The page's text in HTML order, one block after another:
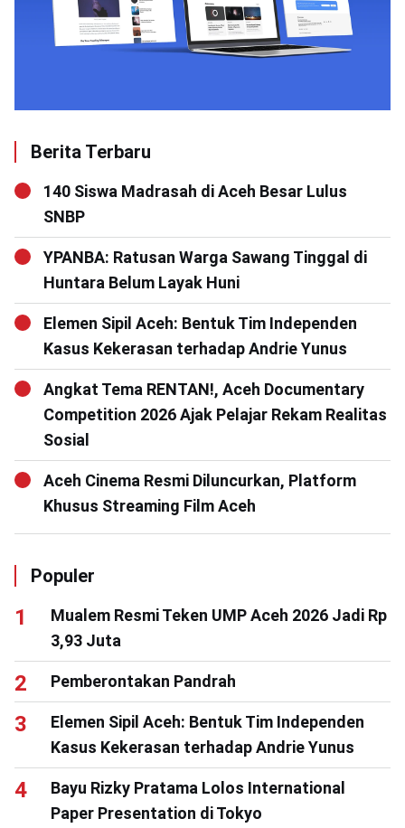
Berita Terbaru
140 Siswa Madrasah di Aceh Besar Lulus
SNBP
YPANBA: Ratusan Warga Sawang Tinggal di
Huntara Belum Layak Huni
Elemen Sipil Aceh: Bentuk Tim Independen
Kasus Kekerasan terhadap Andrie Yunus
Angkat Tema RENTAN!, Aceh Documentary
Competition 2026 Ajak Pelajar Rekam Realitas
Sosial
Aceh Cinema Resmi Diluncurkan, Platform
Khusus Streaming Film Aceh
Populer
Mualem Resmi Teken UMP Aceh 2026 Jadi Rp
3,93 Juta
Pemberontakan Pandrah
Elemen Sipil Aceh: Bentuk Tim Independen
Kasus Kekerasan terhadap Andrie Yunus
Bayu Rizky Pratama Lolos International
Paper Presentation di Tokyo